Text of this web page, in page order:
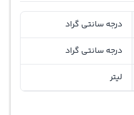
درجه سانتی گراد
درجه سانتی گراد
لیتر